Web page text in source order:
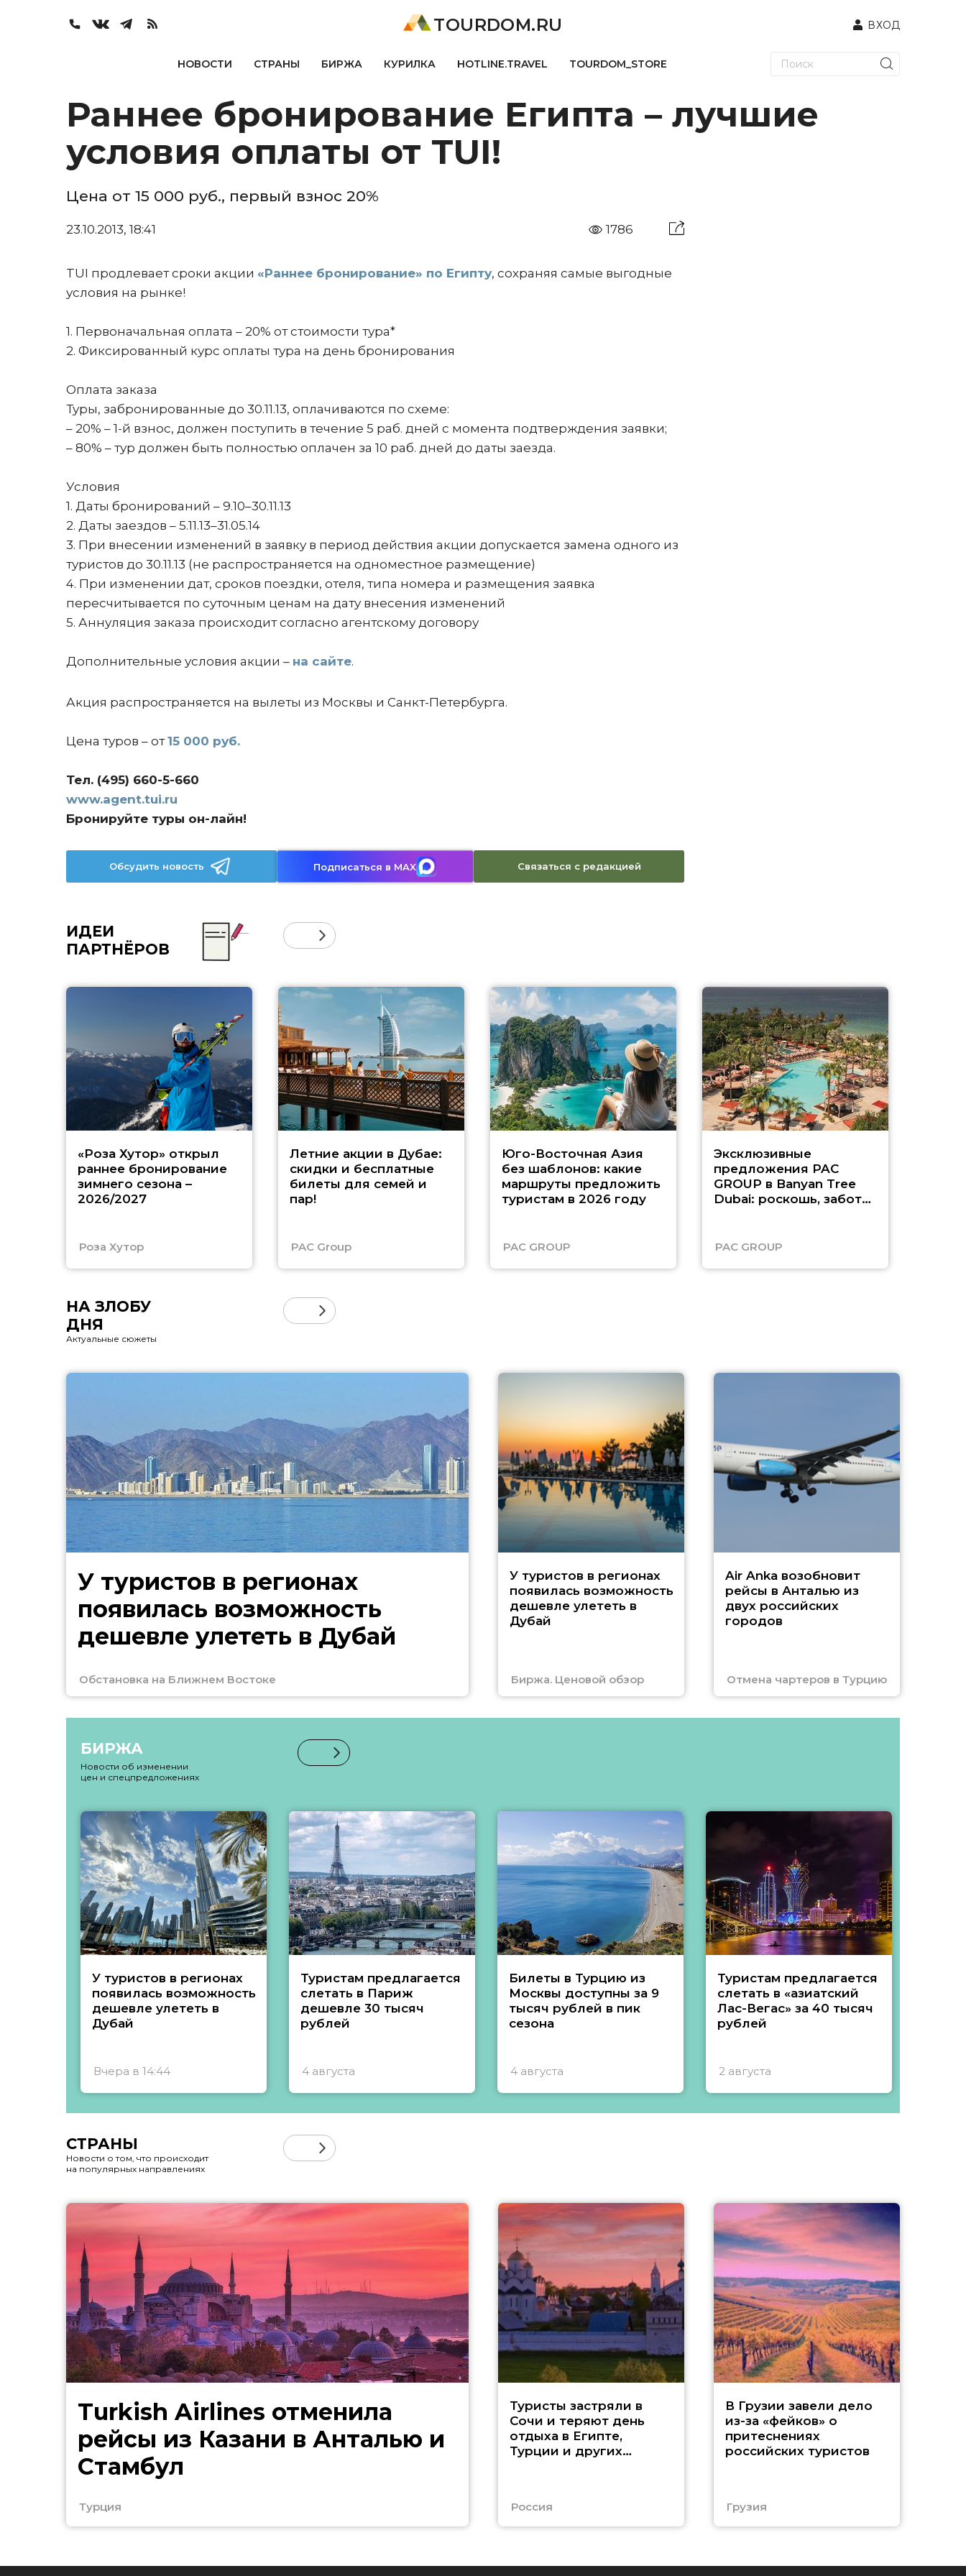
TOURDOM.RU ВХОД
НОВОСТИ СТРАНЫ БИРЖА КУРИЛКА HOTLINE.TRAVEL TOURDOM_STORE
Раннее бронирование Египта – лучшие
условия оплаты от TUI!
Цена от 15 000 руб., первый взнос 20%
23.10.2013, 18:41 1786
TUI продлевает сроки акции «Раннее бронирование» по Египту, сохраняя самые выгодные
условия на рынке!
1. Первоначальная оплата – 20% от стоимости тура*
2. Фиксированный курс оплаты тура на день бронирования
Оплата заказа
Туры, забронированные до 30.11.13, оплачиваются по схеме:
– 20% – 1-й взнос, должен поступить в течение 5 раб. дней с момента подтверждения заявки;
– 80% – тур должен быть полностью оплачен за 10 раб. дней до даты заезда.
Условия
1. Даты бронирований – 9.10–30.11.13
2. Даты заездов – 5.11.13–31.05.14
3. При внесении изменений в заявку в период действия акции допускается замена одного из
туристов до 30.11.13 (не распространяется на одноместное размещение)
4. При изменении дат, сроков поездки, отеля, типа номера и размещения заявка
пересчитывается по суточным ценам на дату внесения изменений
5. Аннуляция заказа происходит согласно агентскому договору
Дополнительные условия акции – на сайте.
Акция распространяется на вылеты из Москвы и Санкт-Петербурга.
Цена туров – от15 000 руб.
Тел. (495) 660-5-660
www.agent.tui.ru
Бронируйте туры он-лайн!
Обсудить новость Подписаться в MAX Связаться с редакцией
ИДЕИ
ПАРТНЁРОВ
«Роза Хутор» открыл
раннее бронирование
зимнего сезона –
2026/2027
Роза Хутор
Летние акции в Дубае:
скидки и бесплатные
билеты для семей и
пар!
PAC Group
Юго-Восточная Азия
без шаблонов: какие
маршруты предложить
туристам в 2026 году
PAC GROUP
Эксклюзивные
предложения PAC
GROUP в Banyan Tree
Dubai: роскошь, забота
PAC GROUP
НА ЗЛОБУ
ДНЯ
Актуальные сюжеты
У туристов в регионах
появилась возможность
дешевле улететь в Дубай
Обстановка на Ближнем Востоке
У туристов в регионах
появилась возможность
дешевле улететь в
Дубай
Биржа. Ценовой обзор
Air Anka возобновит
рейсы в Анталью из
двух российских
городов
Отмена чартеров в Турцию
БИРЖА
Новости об изменении
цен и спецпредложениях
У туристов в регионах
появилась возможность
дешевле улететь в
Дубай
Вчера в 14:44
Туристам предлагается
слетать в Париж
дешевле 30 тысяч
рублей
4 августа
Билеты в Турцию из
Москвы доступны за 9
тысяч рублей в пик
сезона
4 августа
Туристам предлагается
слетать в «азиатский
Лас-Вегас» за 40 тысяч
рублей
2 августа
СТРАНЫ
Новости о том, что происходит
на популярных направлениях
Turkish Airlines отменила
рейсы из Казани в Анталью и
Стамбул
Турция
Туристы застряли в
Сочи и теряют день
отдыха в Египте,
Турции и других
Россия
В Грузии завели дело
из-за «фейков» о
притеснениях
российских туристов
Грузия